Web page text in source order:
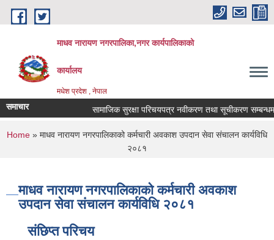
Skip to main content
माधव नारायण नगरपालिका,नगर कार्यपालिकाको
कार्यालय
मधेश प्रदेश , नेपाल
समाचार सामाजिक सुरक्षा परिचयपत्र नवीकरण तथा सूचीकरण सम्बन्धमा
You are here
Home » माधव नारायण नगरपालिकाको कर्मचारी अवकाश उपदान सेवा संचालन कार्यविधि
२०८१
माधव नारायण नगरपालिकाको कर्मचारी अवकाश
उपदान सेवा संचालन कार्यविधि २०८१
संछिप्त परिचय